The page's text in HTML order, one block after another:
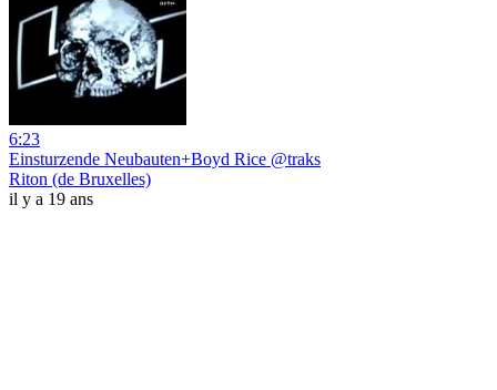
6:23
Einsturzende Neubauten+Boyd Rice @traks
Riton (de Bruxelles)
il y a 19 ans